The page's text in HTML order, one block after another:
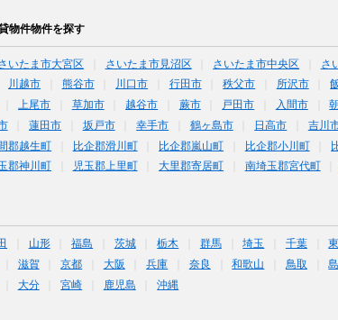
物件物件を探す
いたま市大宮区 さいたま市見沼区 さいたま市中央区 さ
川越市 熊谷市 川口市 行田市 秩父市 所沢市
上尾市 草加市 越谷市 蕨市 戸田市 入間市
蓮田市 坂戸市 幸手市 鶴ヶ島市 日高市 吉川
郡越生町 比企郡滑川町 比企郡嵐山町 比企郡小川町
郡神川町 児玉郡上里町 大里郡寄居町 南埼玉郡宮代町
山形 福島 茨城 栃木 群馬 埼玉 千葉
滋賀 京都 大阪 兵庫 奈良 和歌山 鳥取
大分 宮崎 鹿児島 沖縄